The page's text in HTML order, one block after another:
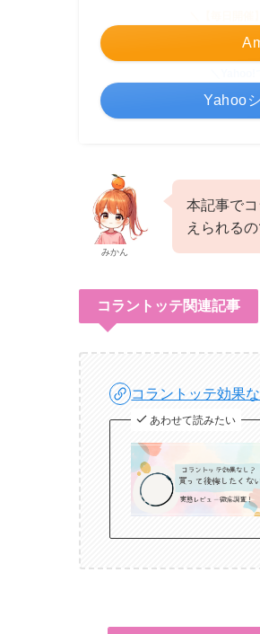
Yahoo
みかん
本記事で
えられる
コラントッテ関連記事
コラントッテ効果
あわせて読みたい